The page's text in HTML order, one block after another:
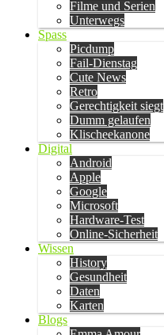
Filme und Serien
Unterwegs
Spass
Picdump
Fail-Dienstag
Cute News
Retro
Gerechtigkeit siegt
Dumm gelaufen
Klischeekanone
Digital
Android
Apple
Google
Microsoft
Hardware-Test
Online-Sicherheit
Wissen
History
Gesundheit
Daten
Karten
Blogs